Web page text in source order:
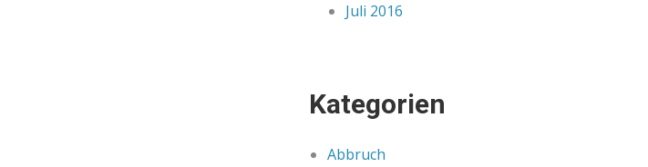
Juli 2016
Kategorien
Abbruch